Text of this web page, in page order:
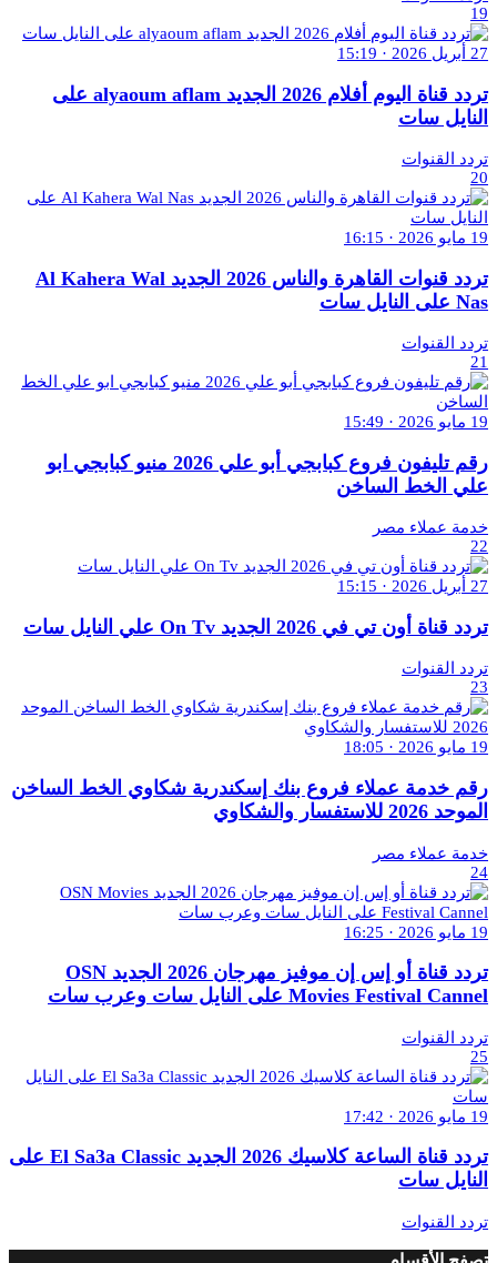
19
27 أبريل 2026 · 15:19
تردد قناة اليوم أفلام 2026 الجديد alyaoum aflam على
النايل سات
تردد القنوات
20
19 مايو 2026 · 16:15
تردد قنوات القاهرة والناس 2026 الجديد Al Kahera Wal
Nas على النايل سات
تردد القنوات
21
19 مايو 2026 · 15:49
رقم تليفون فروع كبابجي أبو علي 2026 منيو كبابجي ابو
علي الخط الساخن
خدمة عملاء مصر
22
27 أبريل 2026 · 15:15
تردد قناة أون تي في 2026 الجديد On Tv علي النايل سات
تردد القنوات
23
19 مايو 2026 · 18:05
رقم خدمة عملاء فروع بنك إسكندرية شكاوي الخط الساخن
الموحد 2026 للاستفسار والشكاوي
خدمة عملاء مصر
24
19 مايو 2026 · 16:25
تردد قناة أو إس إن موفيز مهرجان 2026 الجديد OSN
Movies Festival Cannel على النايل سات وعرب سات
تردد القنوات
25
19 مايو 2026 · 17:42
تردد قناة الساعة كلاسيك 2026 الجديد El Sa3a Classic على
النايل سات
تردد القنوات